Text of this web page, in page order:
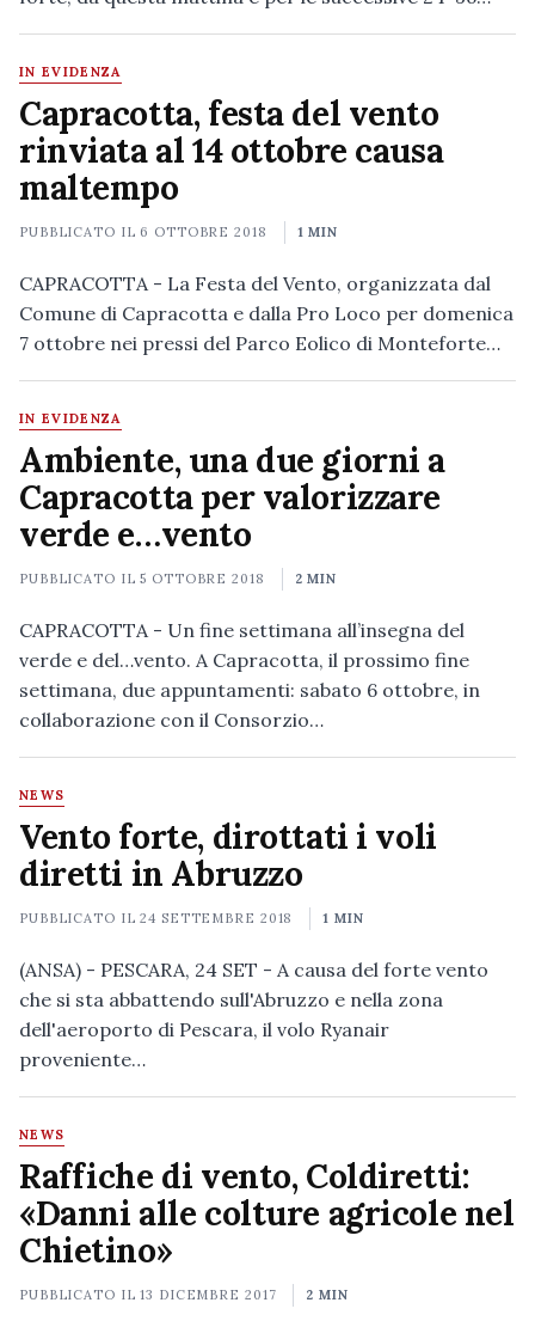
IN EVIDENZA
Capracotta, festa del vento
rinviata al 14 ottobre causa
maltempo
PUBBLICATO IL 6 OTTOBRE 2018 1 MIN
CAPRACOTTA - La Festa del Vento, organizzata dal
Comune di Capracotta e dalla Pro Loco per domenica
7 ottobre nei pressi del Parco Eolico di Monteforte…
IN EVIDENZA
Ambiente, una due giorni a
Capracotta per valorizzare
verde e…vento
PUBBLICATO IL5 OTTOBRE 2018 2 MIN
CAPRACOTTA - Un fine settimana all’insegna del
verde e del…vento. A Capracotta, il prossimo fine
settimana, due appuntamenti: sabato 6 ottobre, in
collaborazione con il Consorzio…
NEWS
Vento forte, dirottati i voli
diretti in Abruzzo
PUBBLICATO IL24 SETTEMBRE 2018 1 MIN
(ANSA) - PESCARA, 24 SET - A causa del forte vento
che si sta abbattendo sull'Abruzzo e nella zona
dell'aeroporto di Pescara, il volo Ryanair
proveniente…
NEWS
Raffiche di vento, Coldiretti:
«Danni alle colture agricole nel
Chietino»
PUBBLICATO IL13 DICEMBRE 2017 2 MIN